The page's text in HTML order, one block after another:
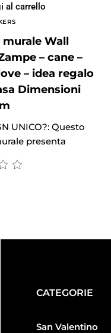
al carrello
Wall
– cane –
– idea regalo
Dimensioni
UNICO?: Questo
presenta
CATEGORIE
San Valentino